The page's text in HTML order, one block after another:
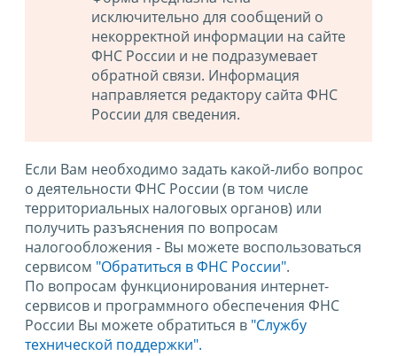
исключительно для сообщений о
некорректной информации на сайте
ФНС России и не подразумевает
обратной связи. Информация
направляется редактору сайта ФНС
России для сведения.
Если Вам необходимо задать какой-либо вопрос
о деятельности ФНС России (в том числе
территориальных налоговых органов) или
получить разъяснения по вопросам
налогообложения - Вы можете воспользоваться
сервисом "Обратиться в ФНС России".
По вопросам функционирования интернет-
сервисов и программного обеспечения ФНС
России Вы можете обратиться в "Службу
технической поддержки".